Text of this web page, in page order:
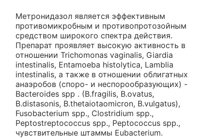
Метронидазол является эффективным
противомикробным и противопротозойным
средством широкого спектра действия.
Препарат проявляет высокую активность в
отношении Trichomonas vaginalis, Giardia
intestinalis, Entamoeba histolytica, Lamblia
intestinalis, а также в отношении облигатных
анаэробов (споро- и неспорообразующих) -
Bacteroides spp . (B.fragilis, B.ovatus,
B.distasonis, B.thetaiotaomicron, B.vulgatus),
Fusobacterium spp., Clostridium spp.,
Peptostreptococcus spp., Peptococcus spp.,
чувствительные штаммы Eubacterium.